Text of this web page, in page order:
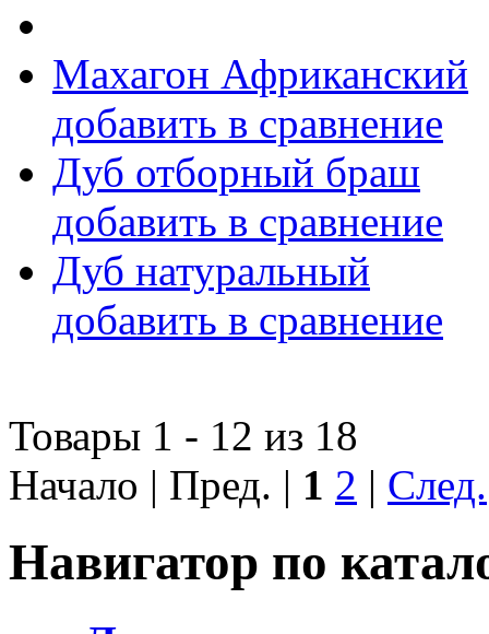
Махагон Африканский
добавить в сравнение
Дуб отборный браш
добавить в сравнение
Дуб натуральный
добавить в сравнение
Товары 1 - 12 из 18
Начало | Пред. | 1 2 | След.
Навигатор по